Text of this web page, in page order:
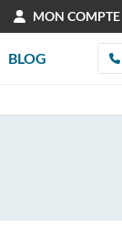
MON COMPTE
BLOG